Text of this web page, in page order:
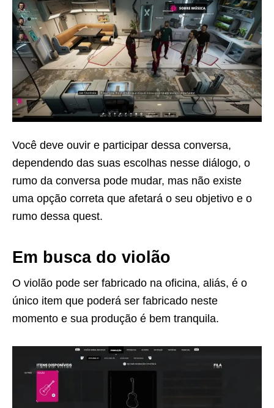
Você deve ouvir e participar dessa conversa,
dependendo das suas escolhas nesse diálogo, o
rumo da conversa pode mudar, mas não existe
uma opção correta que afetará o seu objetivo e o
rumo dessa quest.
Em busca do violão
O violão pode ser fabricado na oficina, aliás, é o
único item que poderá ser fabricado neste
momento e sua produção é bem tranquila.